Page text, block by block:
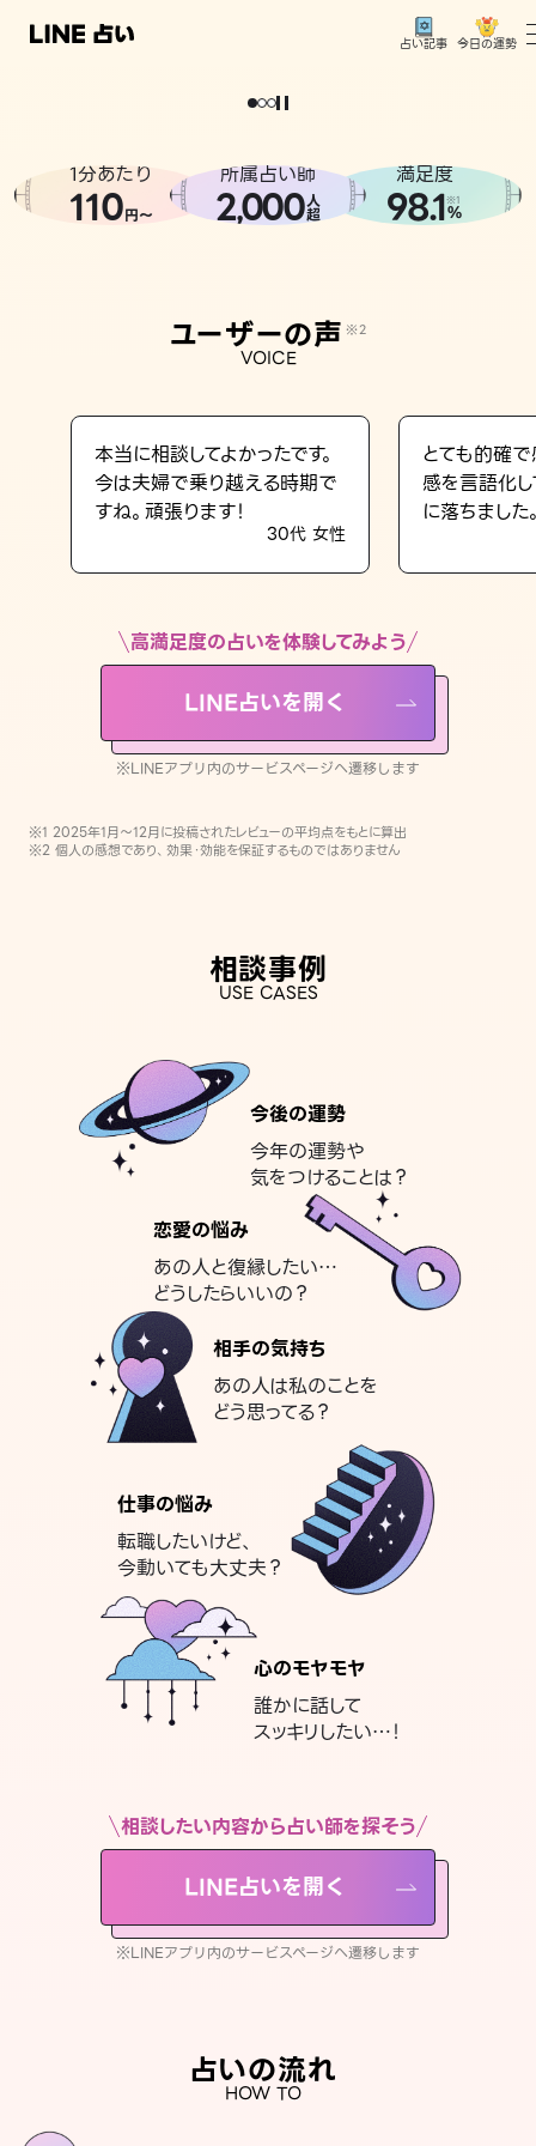
占い記事 今日の運勢
相談事例
LINE占いを開く
※LINEアプリ内のサービスページへ遷移します
どうせなら
。
1分あたり
110円〜
所属占い師
2,000人
超
満足度
98.1※1
%
ユーザーの声 ※2
VOICE
本当に相談してよかったです。
今は夫婦で乗り越える時期で
すね。頑張ります！
30代 女性
とても的確
感を言語化
に落ちました
高満足度の占いを体験してみよう
LINE占いを開く
※LINEアプリ内のサービスページへ遷移します
※1 2025年1月〜12月に投稿されたレビューの平均点をもとに算出
※2 個人の感想であり、効果・効能を保証するものではありません
相談事例
USE CASES
今後の運勢
今年の運勢や
気をつけることは？
恋愛の悩み
あの人と復縁したい…
どうしたらいいの？
相手の気持ち
あの人は私のことを
どう思ってる？
仕事の悩み
転職したいけど、
今動いても大丈夫？
心のモヤモヤ
誰かに話して
スッキリしたい…！
相談したい内容から占い師を探そう
LINE占いを開く
※LINEアプリ内のサービスページへ遷移します
占いの流れ
HOW TO